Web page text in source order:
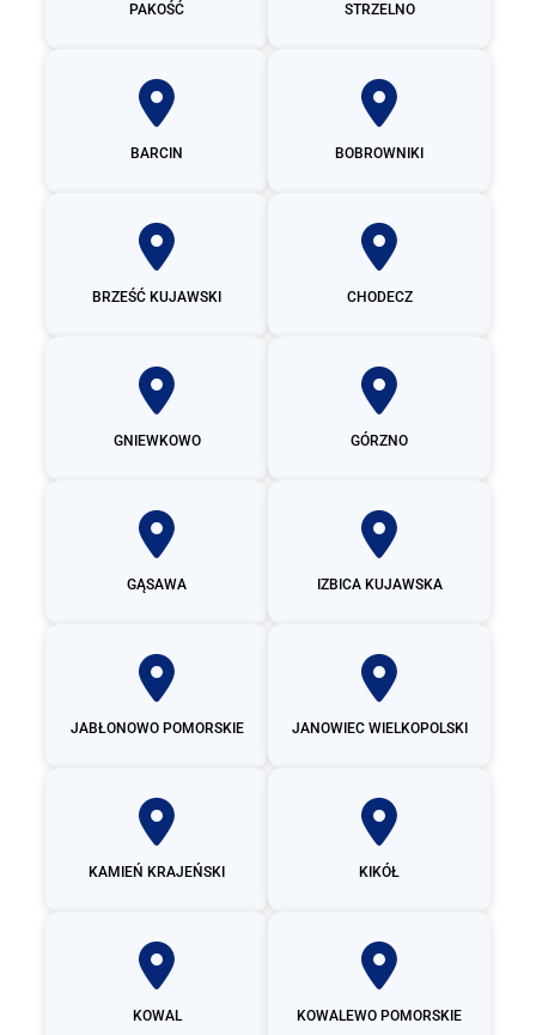
PAKOŚĆ STRZELNO
BARCIN BOBROWNIKI
BRZEŚĆ KUJAWSKI CHODECZ
GNIEWKOWO GÓRZNO
GĄSAWA IZBICA KUJAWSKA
JABŁONOWO POMORSKIE JANOWIEC WIELKOPOLSKI
KAMIEŃ KRAJEŃSKI KIKÓŁ
KOWAL KOWALEWO POMORSKIE